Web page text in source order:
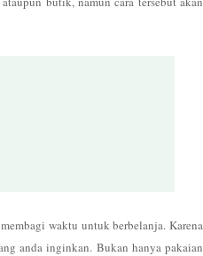
waktu untuk berbelanja. Karena
anda inginkan. Bukan hanya pakaian